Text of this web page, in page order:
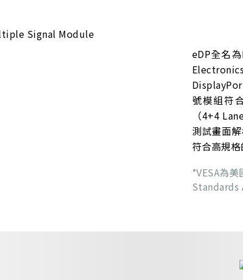
eDP全名
號模組符
（4+4
測試畫面
符合高規格
*VESA為
Standards